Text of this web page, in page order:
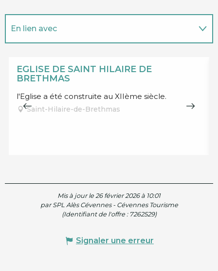
En lien avec
EGLISE DE SAINT HILAIRE DE
BRETHMAS
l'Eglise a été construite au XIIème siècle.
Saint-Hilaire-de-Brethmas
Mis à jour le 26 février 2026 à 10:01
par SPL Alès Cévennes - Cévennes Tourisme
(Identifiant de l'offre : 7262529)
Signaler une erreur